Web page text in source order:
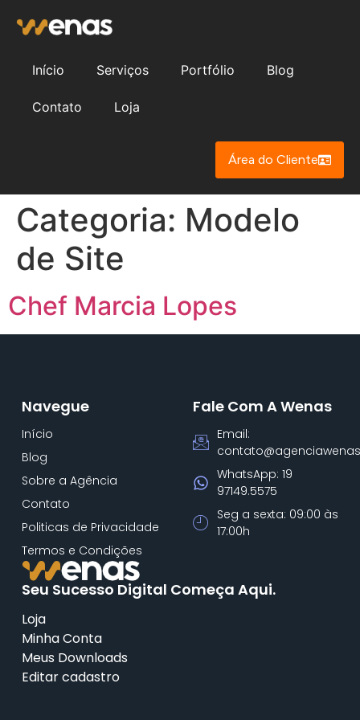
Início Serviços Portfólio Blog
Contato Loja
Área do Cliente
Categoria: Modelo
de Site
Chef Marcia Lopes
Seu Sucesso Digital Começa Aqui.
Loja
Minha Conta
Meus Downloads
Editar cadastro
Navegue
Início
Blog
Sobre a Agência
Contato
Politicas de Privacidade
Termos e Condições
Fale Com A Wenas
Email:
WhatsApp: 19
97149.5575
Seg a sexta: 09:00 às
17:00h